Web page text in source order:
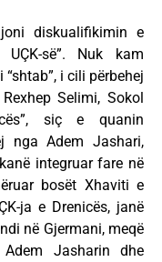
diskualifikimin e
së”. Nuk kam
i cili përbehej
Selimi, Sokol
siç e quanin
nga Adem Jashari,
integruar fare në
bosët Xhaviti e
ja e Drenicës, janë
në Gjermani, meqë
Jasharin dhe